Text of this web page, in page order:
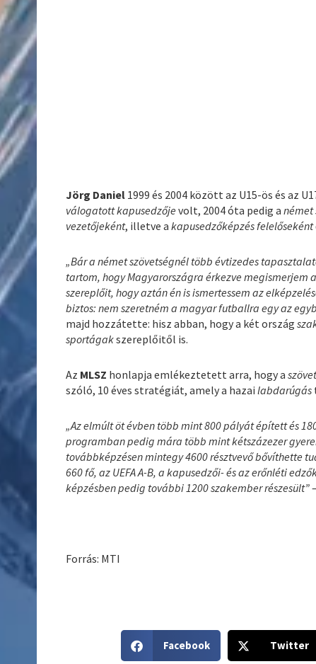
Jörg Daniel 1999 és 2004 között az U15-ös és az
válogatott kapusedzője volt, 2004 óta pedig anémet
vezetőjeként, illetve akapusedzőképzésfelelőseként
„Bár a német szövetségnél több évtizedes
tartom, hogy Magyarországra érkezve megismerjem
szereplőit, hogy aztán én is ismertessem az
biztos: nem szeretném a magyar futballra egy az
majd hozzátette: hisz abban, hogy a két ország
sportágakszereplőitől is.
Az MLSZ honlapja emlékeztetett arra, hogy a
szóló, 10 éves stratégiát, amely a hazailabdarúgás
„Az elmúlt öt évben több mint 800 pályát épített és
programban pedig mára több mint kétszázezer
továbbképzésen mintegy 4600 résztvevő bővíthette
660 fő, az UEFA A-B, a kapusedzői- és az erőnléti
képzésben pedig további 1200 szakember részesült”
Forrás: MTI
h
Facebook
h
Twitter